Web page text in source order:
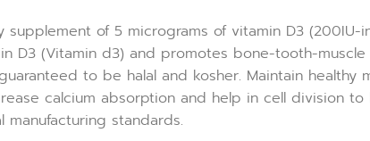
of 5 micrograms of vitamin D3 (200IU-
D3 (Vitamin d3) and promotes bone-tooth-muscle
to be halal and kosher. Maintain healthy
calcium absorption and help in cell division to
manufacturing standards.